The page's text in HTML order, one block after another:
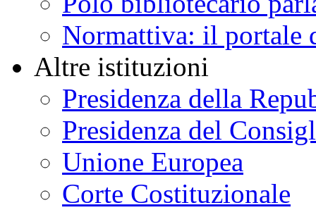
Normattiva: il portale
Altre istituzioni
Presidenza della
Presidenza del
Unione Europea
Corte Costituzionale